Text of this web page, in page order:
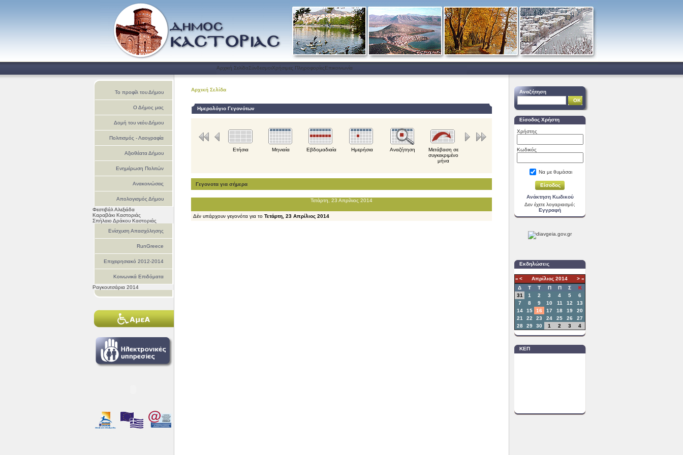
Αρχική ΣελίδαΣύνδεσμοιΧρήσιμες ΠληροφορίεςΕπικοινωνία
Το προφίλ του Δήμου
Ο Δήμος μας
Δομή του νεόυ Δήμου
Πολιτισμός - Λαογραφία
Αξιοθέατα Δήμου
Ενημέρωση Πολιτών
Ανακοινώσεις
Απολογισμός Δήμου
Καστοριάς
Φεστιβάλ Αλεξιάδα
Καραβάκι Καστοριάς
Σπήλαιο Δράκου Καστοριάς
Ενίσχυση Απασχόλησης
RunGreece
Επιχειρησιακό 2012-2014
Κοινωνικά Επιδόματα
Ραγκουτσάρια 2014
Αρχική Σελίδα
Ημερολόγιο Γεγονότων
Ετήσια Μηνιαία Εβδομαδιαία Ημερήσια Αναζήτηση
Μετάβαση σε
συγκεκριμένο
μήνα
Γεγονοτα για σήμερα
Τετάρτη, 23 Απρίλιος 2014
Δέν υπάρχουν γεγονότα για το Τετάρτη, 23 Απρίλιος 2014
Αναζήτηση
Είσοδος Χρήστη
Χρήστης
Κωδικός
Να με θυμάσαι
Ανάκτηση Κωδικού
Δεν έχετε λογαριασμό;
Εγγραφή
Εκδηλώσεις
« < Απρίλιος 2014 > »
Δ
T Τ Π Π Σ
Κ
31
1 2 3 4 5
6
7
8 9 10 11 12
13
14
15 16 17 18 19
20
21
22 23 24 25 26
27
28
29 30 1 2 3 4
ΚΕΠ